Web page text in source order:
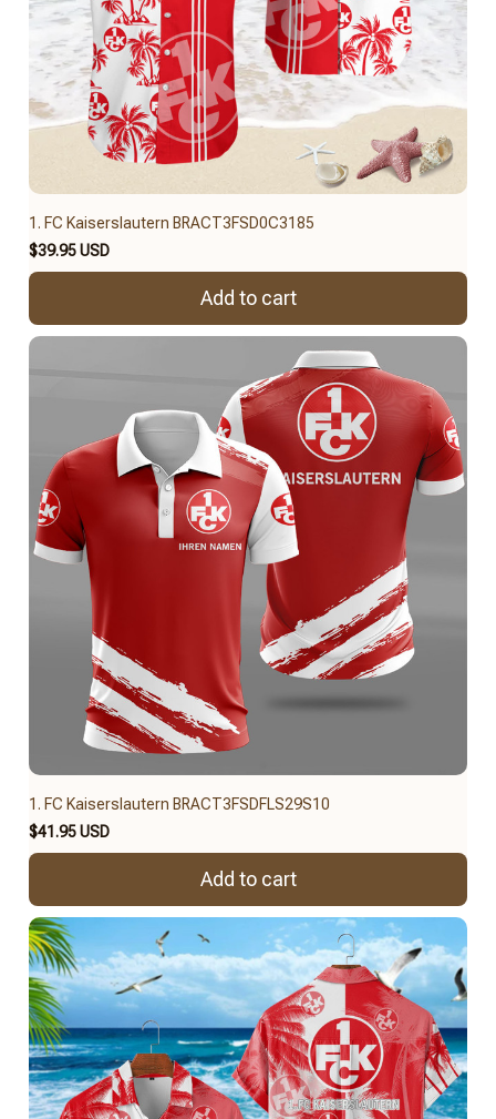
1. FC Kaiserslautern BRACT3FSD0C3185
$39.95 USD
Add to cart
1. FC Kaiserslautern BRACT3FSDFLS29S10
$41.95 USD
Add to cart